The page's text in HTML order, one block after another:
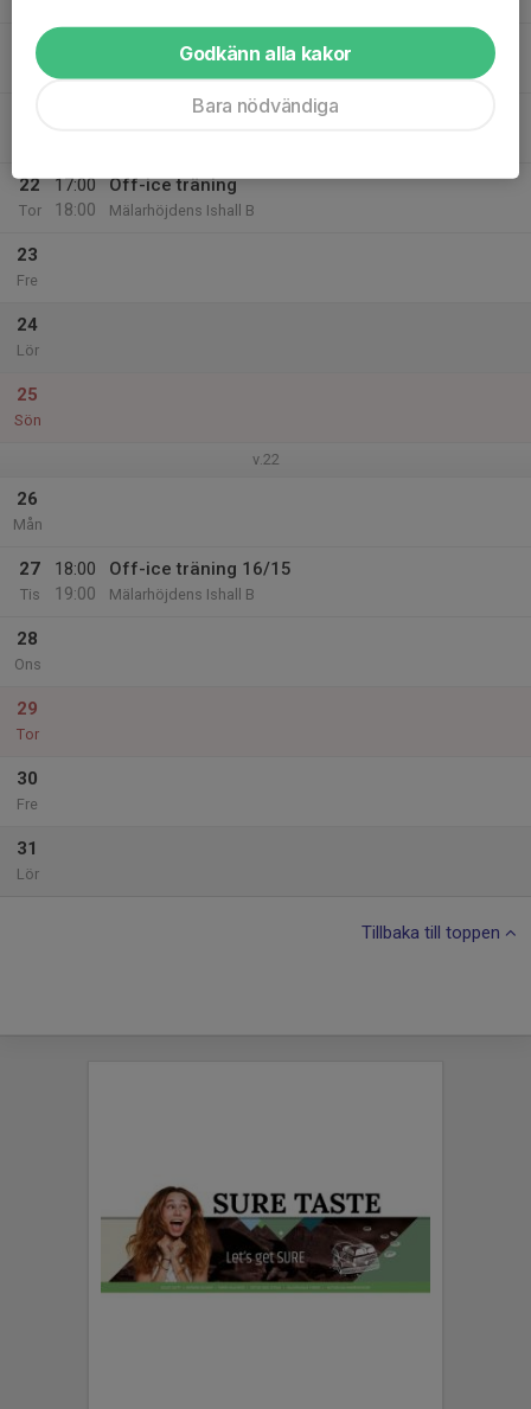
20
Tis
Off-ice träning 16/15
22
Tor
17:00
18:00
Off-ice träning
Mälarhöjdens Ishall B
23
Fre
24
Lör
25
Sön
v.22
26
Mån
27
Tis
18:00
19:00
Off-ice träning 16/15
Mälarhöjdens Ishall B
28
Ons
29
Tor
30
Fre
31
Lör
Tillbaka till toppen
Godkänn alla kakor
Bara nödvändiga